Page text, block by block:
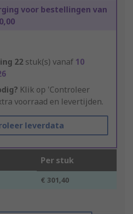
voor bestellingen van
22 stuk(s) vanaf 10
Klik op 'Controleer
voorraad en levertijden.
leverdata
Per stuk
€ 301,40